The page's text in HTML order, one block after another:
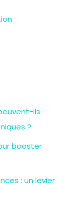
ils
?
booster
: un levier